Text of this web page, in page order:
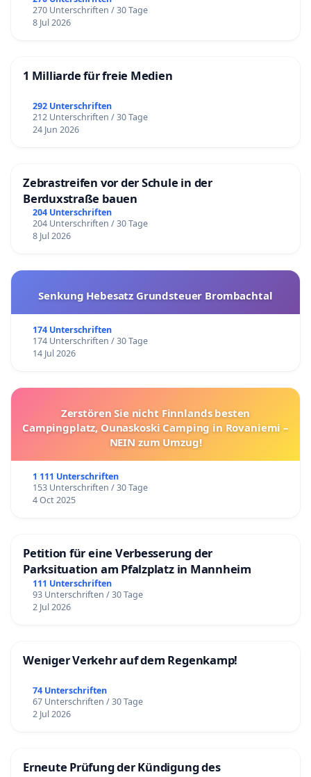
270 Unterschriften / 30 Tage
8 Jul 2026
1 Milliarde für freie Medien
292 Unterschriften
212 Unterschriften / 30 Tage
24 Jun 2026
Zebrastreifen vor der Schule in der
Berduxstraße bauen
204 Unterschriften
204 Unterschriften / 30 Tage
8 Jul 2026
Senkung Hebesatz Grundsteuer Brombachtal
174 Unterschriften
174 Unterschriften / 30 Tage
14 Jul 2026
Zerstören Sie nicht Finnlands besten
Campingplatz, Ounaskoski Camping in Rovaniemi –
NEIN zum Umzug!
1 111 Unterschriften
153 Unterschriften / 30 Tage
4 Oct 2025
Petition für eine Verbesserung der
Parksituation am Pfalzplatz in Mannheim
111 Unterschriften
93 Unterschriften / 30 Tage
2 Jul 2026
Weniger Verkehr auf dem Regenkamp!
74 Unterschriften
67 Unterschriften / 30 Tage
2 Jul 2026
Erneute Prüfung der Kündigung des